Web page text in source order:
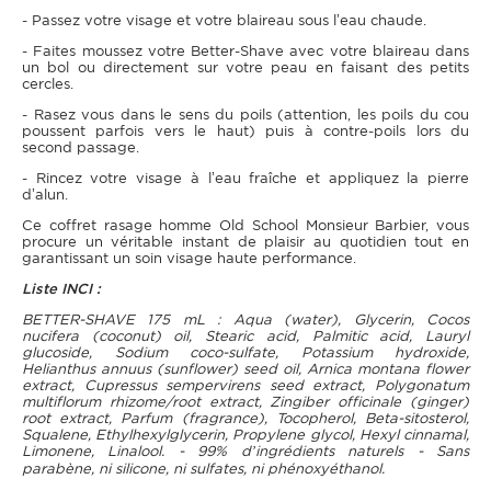
- Passez votre visage et votre blaireau sous l’eau chaude.
- Faites moussez votre Better-Shave avec votre blaireau dans
un bol ou directement sur votre peau en faisant des petits
cercles.
- Rasez vous dans le sens du poils (attention, les poils du cou
poussent parfois vers le haut) puis à contre-poils lors du
second passage.
- Rincez votre visage à l’eau fraîche et appliquez la pierre
d’alun.
Ce coffret rasage homme Old School Monsieur Barbier, vous
procure un véritable instant de plaisir au quotidien tout en
garantissant un soin visage haute performance.
Liste INCI :
BETTER-SHAVE 175 mL : Aqua (water), Glycerin, Cocos
nucifera (coconut) oil, Stearic acid, Palmitic acid, Lauryl
glucoside, Sodium coco-sulfate, Potassium hydroxide,
Helianthus annuus (sunflower) seed oil, Arnica montana flower
extract, Cupressus sempervirens seed extract, Polygonatum
multiflorum rhizome/root extract, Zingiber officinale (ginger)
root extract, Parfum (fragrance), Tocopherol, Beta-sitosterol,
Squalene, Ethylhexylglycerin, Propylene glycol, Hexyl cinnamal,
Limonene, Linalool. - 99% d’ingrédients naturels - Sans
parabène, ni silicone, ni sulfates, ni phénoxyéthanol.